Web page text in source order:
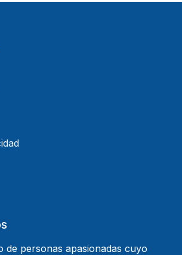
de personas apasionadas cuyo